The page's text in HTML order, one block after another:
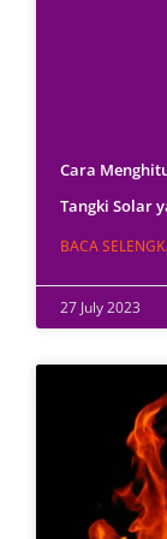
Cara
Tangki Solar
BACA
27 July 2023